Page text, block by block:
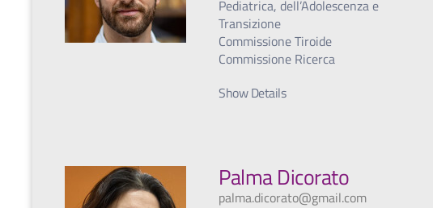
Pediatrica, dell’Adolescenza e
Transizione
Commissione Tiroide
Commissione Ricerca
Show Details
Palma Dicorato
palma.dicorato@gmail.com